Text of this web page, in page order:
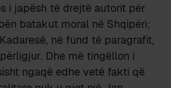
i japësh të drejtë autorit për
batakut moral në Shqipëri;
në fund të paragrafit,
Dhe më tingëllon i
ngaqë edhe vetë fakti që